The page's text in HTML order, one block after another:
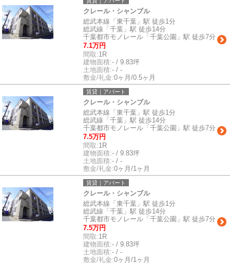
クレール・シャンブル
総武本線「東千葉」駅 徒歩1分
総武線「千葉」駅 徒歩14分
千葉都市モノレール「千葉公園」駅 徒歩7分
7.1万円
間取:1R
建物面積:- / 9.83坪
土地面積:- / -
敷金/礼金:0ヶ月/0.5ヶ月
賃貸｜アパート
クレール・シャンブル
総武本線「東千葉」駅 徒歩1分
総武線「千葉」駅 徒歩14分
千葉都市モノレール「千葉公園」駅 徒歩7分
7.5万円
間取:1R
建物面積:- / 9.83坪
土地面積:- / -
敷金/礼金:0ヶ月/1ヶ月
賃貸｜アパート
クレール・シャンブル
総武本線「東千葉」駅 徒歩1分
総武線「千葉」駅 徒歩14分
千葉都市モノレール「千葉公園」駅 徒歩7分
7.5万円
間取:1R
建物面積:- / 9.83坪
土地面積:- / -
敷金/礼金:0ヶ月/1ヶ月